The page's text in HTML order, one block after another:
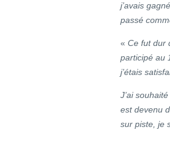
j’avais
passé
« Ce fut dur
participé au
j’étais
J’ai
est devenu
sur piste, je